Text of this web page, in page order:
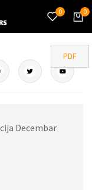
0
0
Decembar
PDF